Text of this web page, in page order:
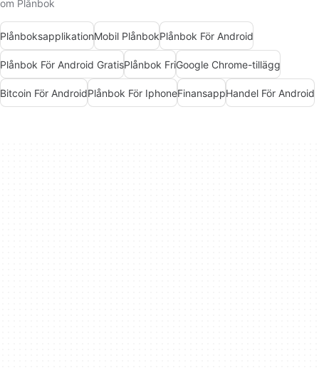
om Plånbok
PlånboksapplikationMobil PlånbokPlånbok För Android
Plånbok För Android GratisPlånbok FriGoogle Chrome-tillägg
Bitcoin För AndroidPlånbok För IphoneFinansappHandel För Android